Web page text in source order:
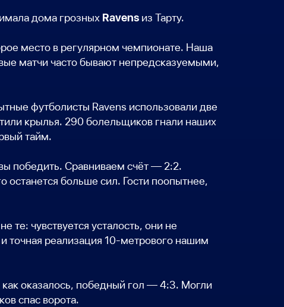
дома грозных Ravens из Тарту.
место в регулярном чемпионате. Наша
матчи часто бывают непредсказуемыми,
футболисты Ravens использовали две
крылья. 290 болельщиков гнали наших
тайм.
победить. Сравниваем счёт — 2:2.
останется больше сил. Гости поопытнее,
чувствуется усталость, они не
точная реализация 10-метрового нашим
оказалось, победный гол — 4:3. Могли
спас ворота.